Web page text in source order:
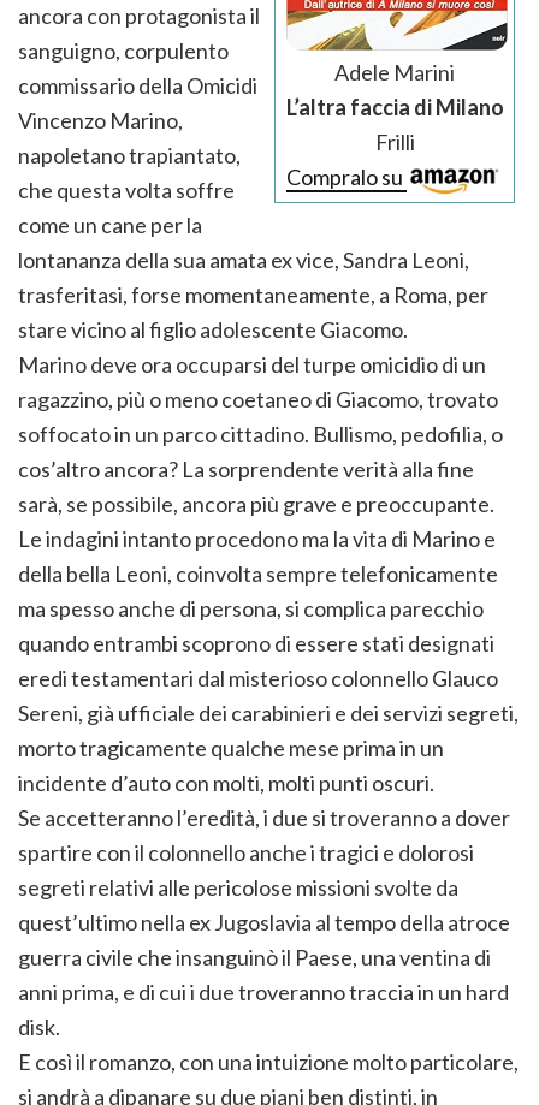
Adele Marini
L’altra faccia di Milano
Frilli
Compralo su
ancora con protagonista il
sanguigno, corpulento
commissario della Omicidi
Vincenzo Marino,
napoletano trapiantato,
che questa volta soffre
come un cane per la
lontananza della sua amata ex vice, Sandra Leoni,
trasferitasi, forse momentaneamente, a Roma, per
stare vicino al figlio adolescente Giacomo.
Marino deve ora occuparsi del turpe omicidio di un
ragazzino, più o meno coetaneo di Giacomo, trovato
soffocato in un parco cittadino. Bullismo, pedofilia, o
cos’altro ancora? La sorprendente verità alla fine
sarà, se possibile, ancora più grave e preoccupante.
Le indagini intanto procedono ma la vita di Marino e
della bella Leoni, coinvolta sempre telefonicamente
ma spesso anche di persona, si complica parecchio
quando entrambi scoprono di essere stati designati
eredi testamentari dal misterioso colonnello Glauco
Sereni, già ufficiale dei carabinieri e dei servizi segreti,
morto tragicamente qualche mese prima in un
incidente d’auto con molti, molti punti oscuri.
Se accetteranno l’eredità, i due si troveranno a dover
spartire con il colonnello anche i tragici e dolorosi
segreti relativi alle pericolose missioni svolte da
quest’ultimo nella ex Jugoslavia al tempo della atroce
guerra civile che insanguinò il Paese, una ventina di
anni prima, e di cui i due troveranno traccia in un hard
disk.
E così il romanzo, con una intuizione molto particolare,
si andrà a dipanare su due piani ben distinti, in